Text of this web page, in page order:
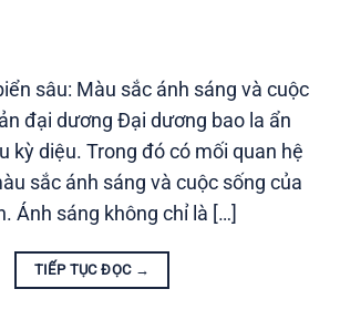
sâu: Màu sắc ánh sáng và cuộc
đại dương Đại dương bao la ẩn
kỳ diệu. Trong đó có mối quan hệ
sắc ánh sáng và cuộc sống của
Ánh sáng không chỉ là […]
TIẾP TỤC ĐỌC →